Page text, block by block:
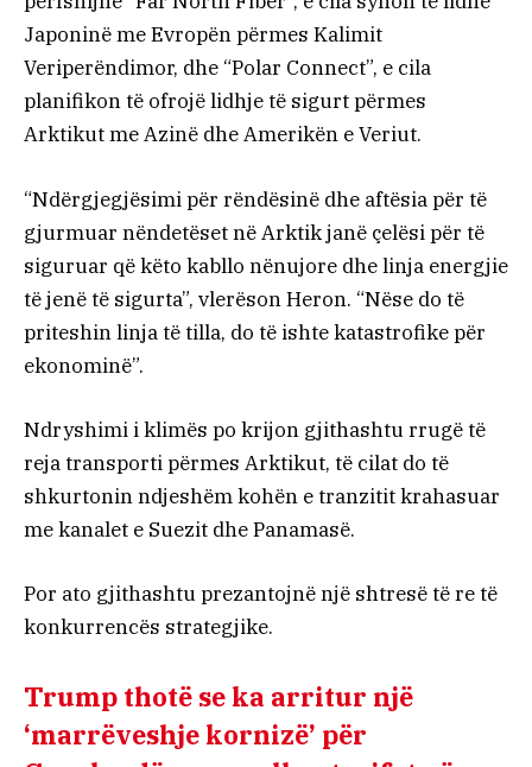
Japoninë me Evropën përmes Kalimit
Veriperëndimor, dhe “Polar Connect”, e cila
planifikon të ofrojë lidhje të sigurt përmes
Arktikut me Azinë dhe Amerikën e Veriut.
“Ndërgjegjësimi për rëndësinë dhe aftësia për të
gjurmuar nëndetëset në Arktik janë çelësi për të
siguruar që këto kabllo nënujore dhe linja energjie
të jenë të sigurta”, vlerëson Heron. “Nëse do të
priteshin linja të tilla, do të ishte katastrofike për
ekonominë”.
Ndryshimi i klimës po krijon gjithashtu rrugë të
reja transporti përmes Arktikut, të cilat do të
shkurtonin ndjeshëm kohën e tranzitit krahasuar
me kanalet e Suezit dhe Panamasë.
Por ato gjithashtu prezantojnë një shtresë të re të
konkurrencës strategjike.
Trump thotë se ka arritur një
‘marrëveshje kornizë’ për